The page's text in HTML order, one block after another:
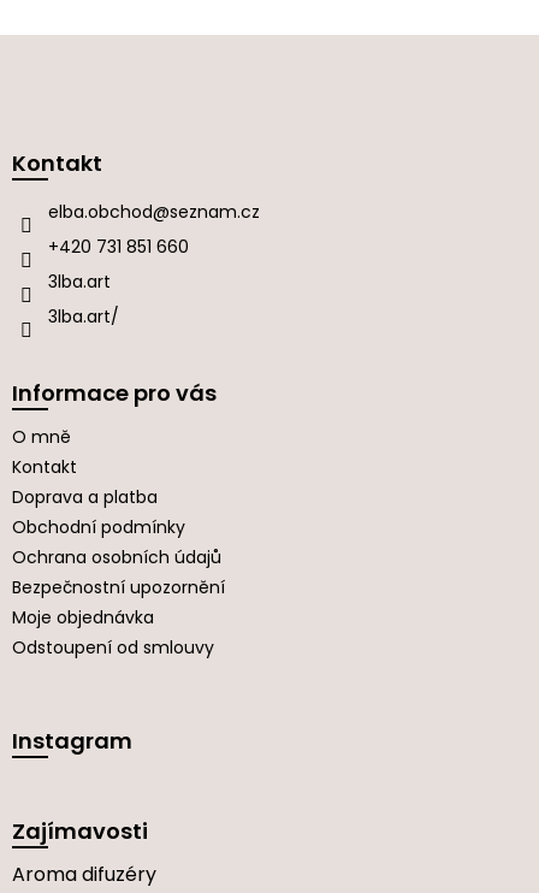
aKontakt
elba.obchod@seznam.cz
+420 731 851 660
3lba.art
3lba.art/
Informace pro vás
O mně
Kontakt
Doprava a platba
Obchodní podmínky
Ochrana osobních údajů
Bezpečnostní upozornění
Moje objednávka
Odstoupení od smlouvy
Instagram
Zajímavosti
Aroma difuzéry